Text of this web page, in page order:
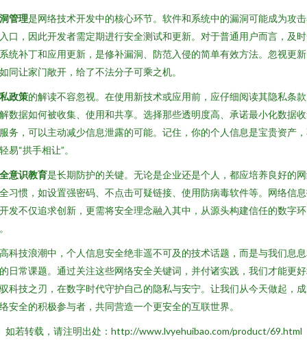
管理是网络技术开发中的核心环节。软件和系统中的漏洞可能成为攻
口，因此开发者需定期进行安全测试和更新。对于普通用户而言，及
统补丁和应用更新，是修补漏洞、防范入侵的简单有效方法。忽视更
同让家门敞开，给了不法分子可乘之机。
政策的解读不容忽视。在使用新技术或应用前，应仔细阅读其隐私条
数据如何被收集、使用和共享。选择那些透明度高、承诺最小化数据
务，可以主动减少信息泄露的可能。记住，你的个人信息是宝贵资产
易“拱手相让”。
意识教育是长期防护的关键。无论是企业还是个人，都应培养良好的
习惯，如设置强密码、不点击可疑链接、使用防病毒软件等。网络信
发不仅追求创新，更需将安全理念融入其中，从源头构建信任的数字环
科技浪潮中，个人信息安全绝非遥不可及的技术话题，而是与我们息
日常课题。通过关注这些网络安全关键词，并付诸实践，我们才能更
科技之刃，在数字时代守护自己的隐私与安宁。让我们从今天做起，
安全的积极参与者，共同营造一个更安全的互联世界。
如若转载，请注明出处：http://www.lvyehuibao.com/product/69.html